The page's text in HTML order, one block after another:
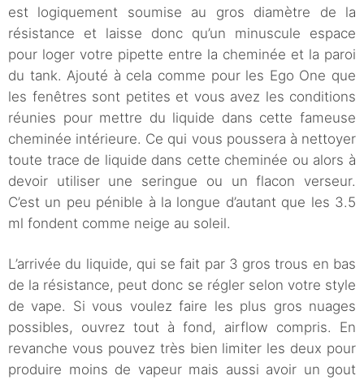
est logiquement soumise au gros diamètre de la
résistance et laisse donc qu’un minuscule espace
pour loger votre pipette entre la cheminée et la paroi
du tank. Ajouté à cela comme pour les Ego One que
les fenêtres sont petites et vous avez les conditions
réunies pour mettre du liquide dans cette fameuse
cheminée intérieure. Ce qui vous poussera à nettoyer
toute trace de liquide dans cette cheminée ou alors à
devoir utiliser une seringue ou un flacon verseur.
C’est un peu pénible à la longue d’autant que les 3.5
ml fondent comme neige au soleil.
L’arrivée du liquide, qui se fait par 3 gros trous en bas
de la résistance, peut donc se régler selon votre style
de vape. Si vous voulez faire les plus gros nuages
possibles, ouvrez tout à fond, airflow compris. En
revanche vous pouvez très bien limiter les deux pour
produire moins de vapeur mais aussi avoir un gout